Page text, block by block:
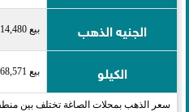
الجنيه الذهب بيع 14,480 شراء 14,800
الكيلو بيع 2,068,571 شراء 2,114,286
سعر الذهب بمحلات الصاغة تختلف بين